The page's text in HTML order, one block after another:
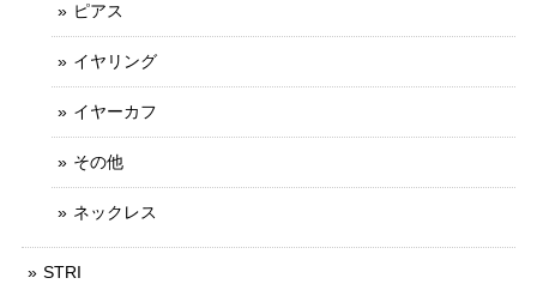
ピアス
イヤリング
イヤーカフ
その他
ネックレス
STRI